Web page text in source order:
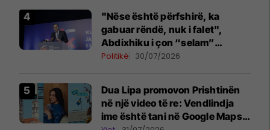
"Nëse është përfshirë, ka
gabuar rëndë, nuk i falet",
Abdixhiku i çon “selam”
Përparim Ramës
Politikë 30/07/2026
Dua Lipa promovon Prishtinën
në një video të re: Vendlindja
ime është tani në Google Maps